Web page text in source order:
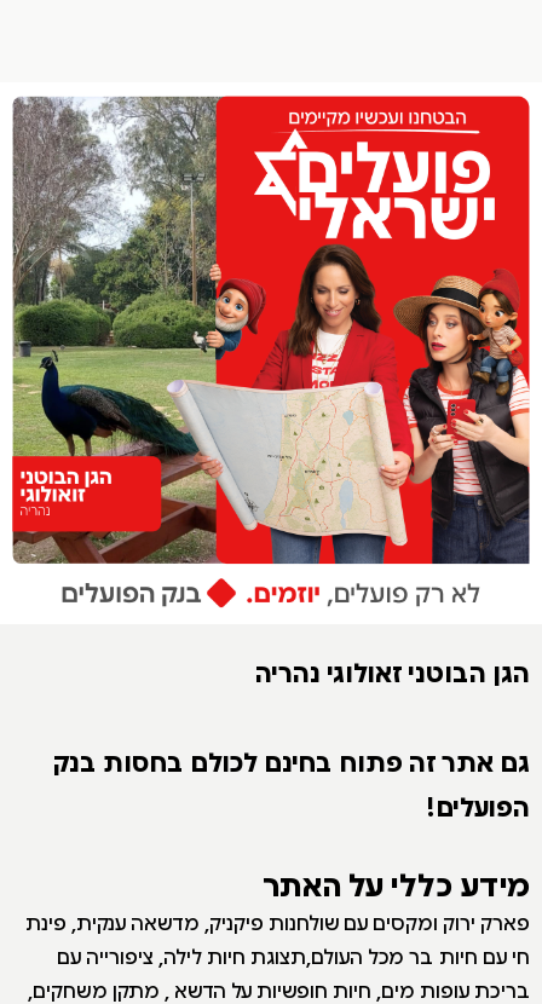
הפרופיל שלי
התנתק
הגן הבוטני זאולוגי נהריה
גם אתר זה פתוח בחינם לכולם בחסות בנק
הפועלים!
מידע כללי על האתר
פארק ירוק ומקסים עם שולחנות פיקניק, מדשאה ענקית, פינת
חי עם חיות בר מכל העולם,תצוגת חיות לילה, ציפורייה עם
בריכת עופות מים, חיות חופשיות על הדשא , מתקן משחקים,